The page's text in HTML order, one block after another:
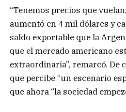
“Tenemos precios que
aumentó en 4 mil dólares y
saldo exportable que la
que el mercado americano
extraordinaria”, remarcó. De
que percibe “un escenario
que ahora “la sociedad